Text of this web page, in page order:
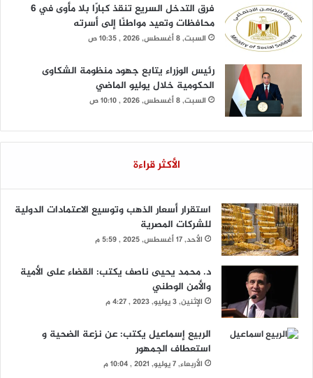
فرق التدخل السريع تنقذ كبارًا بلا مأوى في 6
محافظات وتعيد مواطنًا إلى أسرته
السبت, 8 أغسطس, 2026 , 10:35 ص
رئيس الوزراء يتابع جهود منظومة الشكاوى
الحكومية خلال يوليو الماضي
السبت, 8 أغسطس, 2026 , 10:10 ص
الأكثر قراءة
استقرار أسعار الذهب وتوسيع الاعتمادات الدولية
للشركات المصرية
الأحد, 17 أغسطس, 2025 , 5:59 م
د. محمد يحيى ناصف يكتب: القضاء على الأمية
والأمن الوطني
الإثنين, 3 يوليو, 2023 , 4:27 م
الربيع إسماعيل يكتب: عن نزعة الضحية و
استعطاف الجمهور
الأربعاء, 7 يوليو, 2021 , 10:04 م